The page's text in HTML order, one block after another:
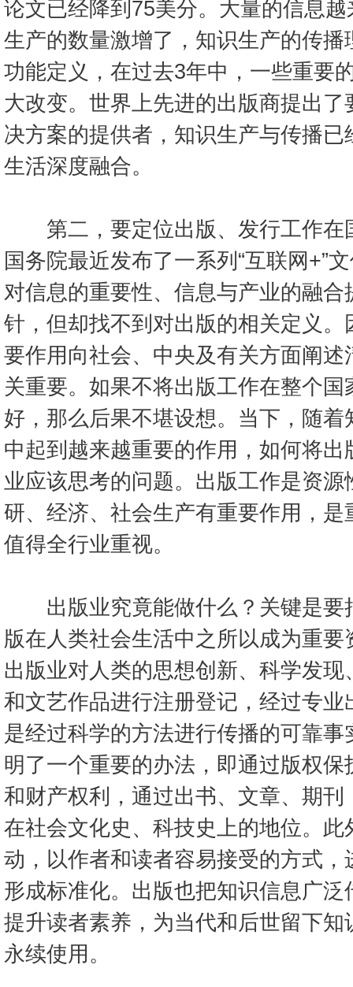
论文已经降到75美分。大量的信息
生产的数量激增了，知识生产的传
功能定义，在过去3年中，一些重要
大改变。世界上先进的出版商提出
决方案的提供者，知识生产与传播
生活深度融合。
第二，要定位出版、发行工作在
国务院最近发布了一系列“互联网+”
对信息的重要性、信息与产业的融
针，但却找不到对出版的相关定义
要作用向社会、中央及有关方面阐
关重要。如果不将出版工作在整个
好，那么后果不堪设想。当下，随
中起到越来越重要的作用，如何将
业应该思考的问题。出版工作是资
研、经济、社会生产有重要作用，
值得全行业重视。
出版业究竟能做什么？关键是要
版在人类社会生活中之所以成为重
出版业对人类的思想创新、科学发
和文艺作品进行注册登记，经过专
是经过科学的方法进行传播的可靠
明了一个重要的办法，即通过版权
和财产权利，通过出书、文章、期
在社会文化史、科技史上的地位。
动，以作者和读者容易接受的方式
形成标准化。出版也把知识信息广
提升读者素养，为当代和后世留下
永续使用。